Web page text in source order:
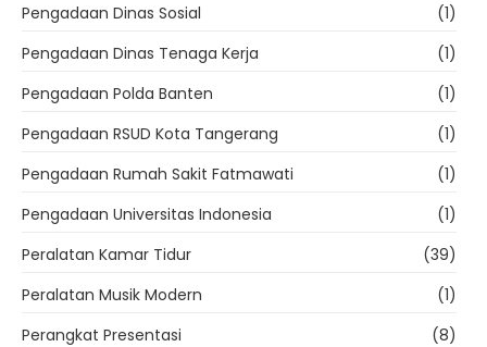
Pengadaan Dinas Sosial
(1)
Pengadaan Dinas Tenaga Kerja
(1)
Pengadaan Polda Banten
(1)
Pengadaan RSUD Kota Tangerang
(1)
Pengadaan Rumah Sakit Fatmawati
(1)
Pengadaan Universitas Indonesia
(1)
Peralatan Kamar Tidur
(39)
Peralatan Musik Modern
(1)
Perangkat Presentasi
(8)